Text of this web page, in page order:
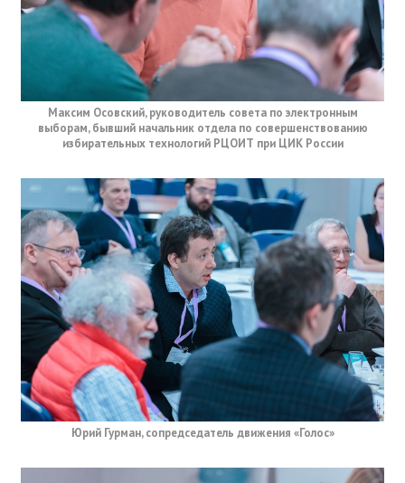
Максим Осовский, руководитель совета по электронным
выборам, бывший начальник отдела по совершенствованию
избирательных технологий РЦОИТ при ЦИК России
Юрий Гурман, сопредседатель движения «Голос»